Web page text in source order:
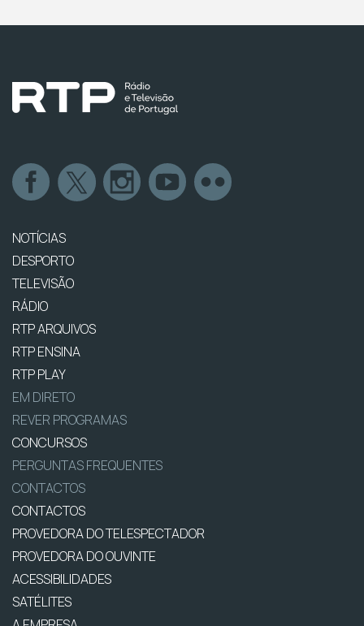
NOTÍCIAS
DESPORTO
TELEVISÃO
RÁDIO
RTP ARQUIVOS
RTP ENSINA
RTP PLAY
EM DIRETO
REVER PROGRAMAS
CONCURSOS
PERGUNTAS FREQUENTES
CONTACTOS
CONTACTOS
PROVEDORA DO TELESPECTADOR
PROVEDORA DO OUVINTE
ACESSIBILIDADES
SATÉLITES